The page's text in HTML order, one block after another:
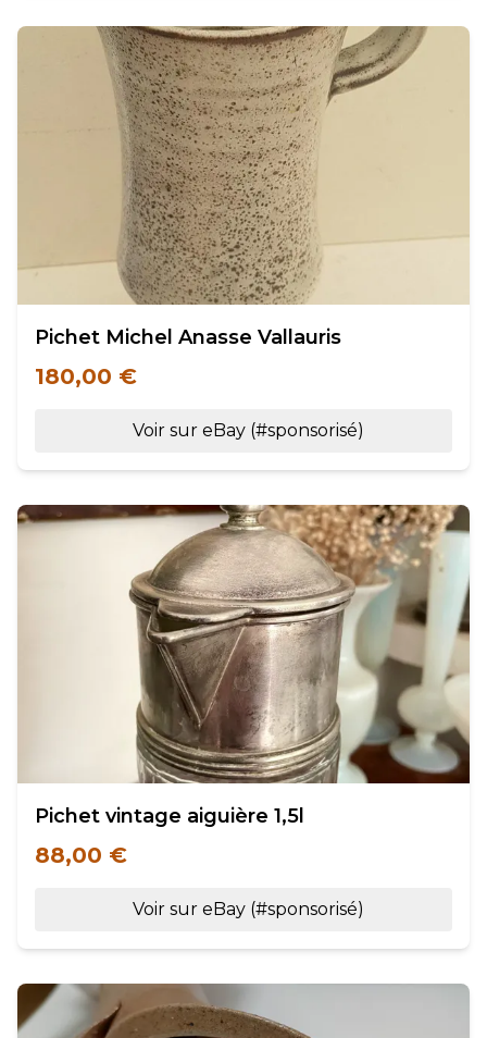
Pichet Michel Anasse Vallauris
180,00 €
Voir sur eBay (#sponsorisé)
Pichet vintage aiguière 1,5l
88,00 €
Voir sur eBay (#sponsorisé)